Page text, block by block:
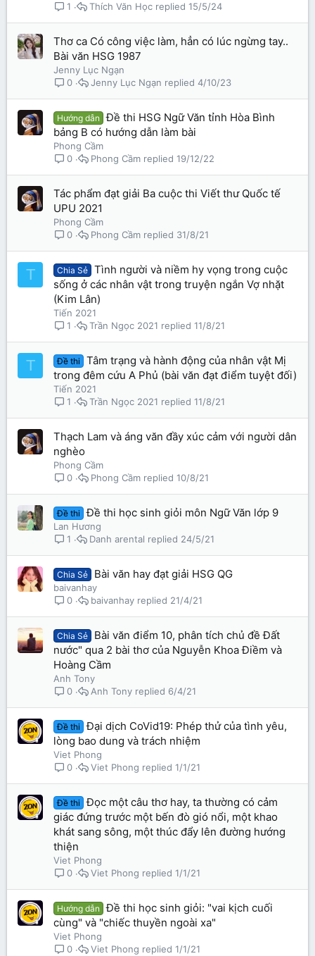
1
15/5/24
Thích Văn Học
Thơ ca Có công việc làm, hẳn có lúc ngừng tay..
Bài văn HSG 1987
Jenny Lục Ngạn
0
4/10/23
Jenny Lục Ngạn
Hướng dẫn
Đề thi HSG Ngữ Văn tỉnh Hòa Bình
bảng B có hướng dẫn làm bài
Phong Cầm
0
19/12/22
Phong Cầm
Tác phẩm đạt giải Ba cuộc thi Viết thư Quốc tế
UPU 2021
Phong Cầm
0
31/8/21
Phong Cầm
T Chia Sẻ
Tình người và niềm hy vọng trong cuộc
sống ở các nhân vật trong truyện ngắn Vợ nhặt
(Kim Lân)
Tiến 2021
1
11/8/21
Trần Ngọc 2021
T Đề thi
Tâm trạng và hành động của nhân vật Mị
trong đêm cứu A Phủ (bài văn đạt điểm tuyệt đối)
Tiến 2021
1
11/8/21
Trần Ngọc 2021
Thạch Lam và áng văn đầy xúc cảm với người dân
nghèo
Phong Cầm
0
10/8/21
Phong Cầm
Đề thi Đề thi học sinh giỏi môn Ngữ Văn lớp 9
Lan Hương
1
24/5/21
Danh arental
Chia Sẻ Bài văn hay đạt giải HSG QG
baivanhay
0
21/4/21
baivanhay
Chia Sẻ
Bài văn điểm 10, phân tích chủ đề Đất
nước" qua 2 bài thơ của Nguyễn Khoa Điềm và
Hoàng Cầm
Anh Tony
0
6/4/21
Anh Tony
Đề thi
Đại dịch CoVid19: Phép thử của tình yêu,
lòng bao dung và trách nhiệm
Viet Phong
0
1/1/21
Viet Phong
Đề thi
Đọc một câu thơ hay, ta thường có cảm
giác đứng trước một bến đò gió nổi, một khao
khát sang sông, một thúc đẩy lên đường hướng
thiện
Viet Phong
0
1/1/21
Viet Phong
Hướng dẫn
Đề thi học sinh giỏi: "vai kịch cuối
cùng" và "chiếc thuyền ngoài xa"
Viet Phong
0
1/1/21
Viet Phong